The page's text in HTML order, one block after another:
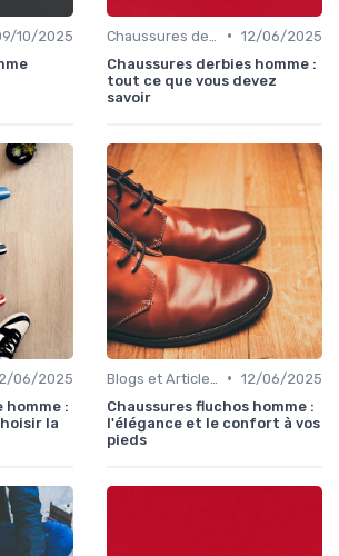
10/2025
• 12/06/2025
Chaussures derbies homme :
tout ce que vous devez
savoir
06/2025
homme :
la
• 12/06/2025
Chaussures fluchos homme :
l'élégance et le confort à vos
pieds